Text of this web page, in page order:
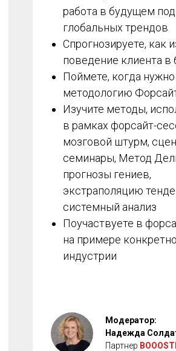
работа в будущем
глобальных трендов
Спрогнозируете, как
поведение клиента
Поймете, когда
методологию
Изучите методы,
в рамках форсайт-
мозговой штурм,
семинары, Метод
прогнозы гениев,
экстраполяцию
системный анализ
Поучаствуете в
на примере
индустрии
Модератор:
Надежда
Партнер